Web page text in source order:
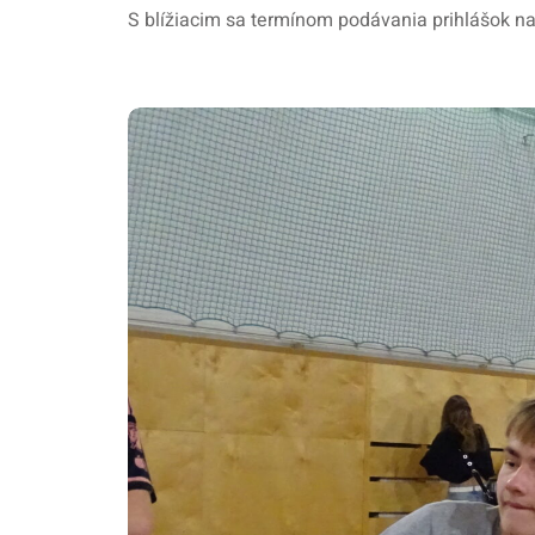
S blížiacim sa termínom podávania prihlášok